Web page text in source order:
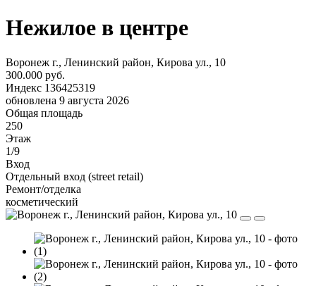
Нежилое в центре
Воронеж г., Ленинский район, Кирова ул., 10
300.000 руб.
Индекс 136425319
обновлена 9 августа 2026
Общая площадь
250
Этаж
1/9
Вход
Отдельный вход (street retail)
Ремонт/отделка
косметический